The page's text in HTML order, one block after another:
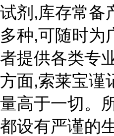
试剂,库存常备
多种,可随时为
者提供各类专
方面,索莱宝谨
量高于一切。
都设有严谨的